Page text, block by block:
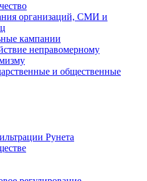
организаций, СМИ и
кампании
неправомерному
и общественные
Рунета